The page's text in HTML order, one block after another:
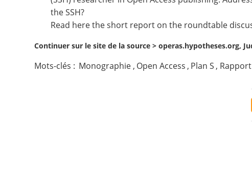
Nous suivre
the SSH?
Read here the short report on the roundtable
Continuer sur le site de la source >operas.hypotheses.org,
Mots-clés : Monographie , Open Access , Plan S , Rapport